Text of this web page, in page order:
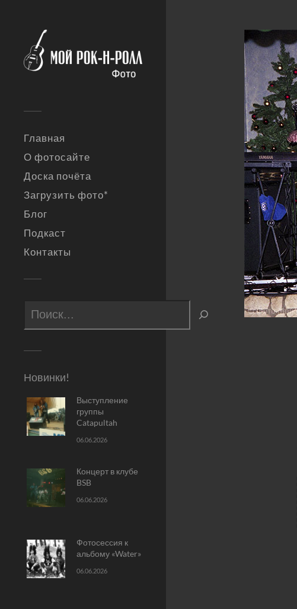
Главная
О фотосайте
Доска почёта
Загрузить фото*
Блог
Подкаст
Контакты
Новинки!
Выступление
группы
Catapultah
06.06.2026
Концерт в клубе
BSB
06.06.2026
Фотосессия к
альбому «Water»
06.06.2026